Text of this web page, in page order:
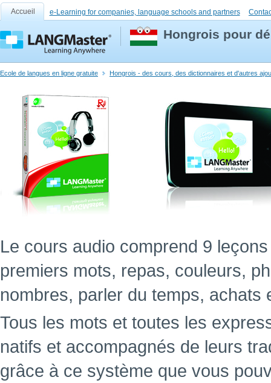
Accueil e-Learning for companies, language schools and partners
Hongrois pour
Ecole de langues en ligne gratuite Hongrois - des cours, des dictionnaires et d'autres
Le cours audio comprend 9
premiers mots, repas, couleurs,
nombres, parler du temps, achats
Tous les mots et toutes les
natifs et accompagnés de leurs
grâce à ce système que vous